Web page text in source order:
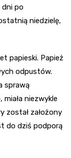
dni po
niedzielę,
papieski. Papież
odpustów.
sprawą
niezwykle
został założony
do dziś podporą